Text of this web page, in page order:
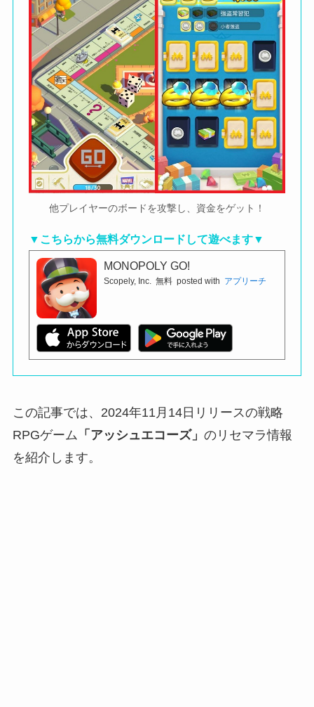
他プレイヤーのボードを攻撃し、資金をゲット！
▼こちらから無料ダウンロードして遊べます▼
MONOPOLY GO!
Scopely, Inc. 無料 posted with アプリーチ
この記事では、2024年11月14日リリースの戦略
RPGゲーム 「アッシュエコーズ」 のリセマラ情報
を紹介します。